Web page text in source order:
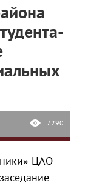
7290
ЦАО